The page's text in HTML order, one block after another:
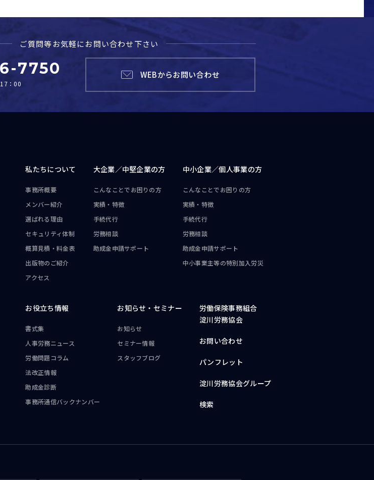
ご質問等お気軽にお問い合わせ下さい
7750
：00
WEBからお問い合わせ
私たちについて
事務所概要
メンバー紹介
選ばれる理由
セキュリティ体制
概算見積・料金表
出版物のご紹介
アクセス
大企業／中堅企業の方
こんなことでお困りの方
実績・特徴
手続代行
労務相談
助成金申請サポート
中小企業／個人事業の方
こんなことでお困りの方
実績・特徴
手続代行
労務相談
助成金申請サポート
中小事業主等の特別加入労災
お役立ち情報
書式集
人事労務ニュース
労働問題コラム
法改正情報
助成金診断
事務所通信バックナンバー
お知らせ・ セミナー
お知らせ
セミナー情報
スタッフブログ
労働保険事務組合
淀川労務協会
お問い合わせ
パンフレット
淀川労務協会グループ
検索